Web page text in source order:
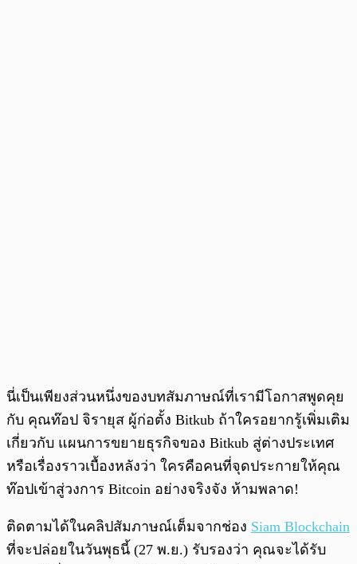
นี่เป็นเพียงส่วนหนึ่งของบทสัมภาษณ์ที่เรามีโอกาสพูดคุย
กับ คุณท๊อป จิรายุส ผู้ก่อตั้ง Bitkub ถ้าใครอยากรู้เพิ่มเติม
เกี่ยวกับ แผนการขยายธุรกิจของ Bitkub สู่ต่างประเทศ
หรือเรื่องราวเบื้องหลังว่า ใครคือคนที่จุดประกายให้คุณ
ท๊อปเข้าสู่วงการ Bitcoin อย่างจริงจัง ห้ามพลาด!
ติดตามได้ในคลิปสัมภาษณ์เต็มจากช่อง Siam Blockchain
ที่จะปล่อยในวันพุธนี้ (27 พ.ย.) รับรองว่า คุณจะได้รับ